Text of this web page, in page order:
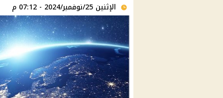
الإثنين 25/نوفمبر/2024 - 07:12 م